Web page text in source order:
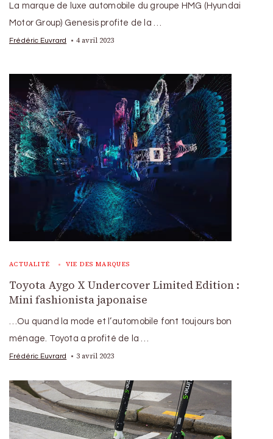
La marque de luxe automobile du groupe HMG (Hyundai
Motor Group) Genesis profite de la …
Frédéric Euvrard 4 avril 2023
ACTUALITÉ VIE DES MARQUES
Toyota Aygo X Undercover Limited Edition :
Mini fashionista japonaise
…Ou quand la mode et l’automobile font toujours bon
ménage. Toyota a profité de la …
Frédéric Euvrard 3 avril 2023